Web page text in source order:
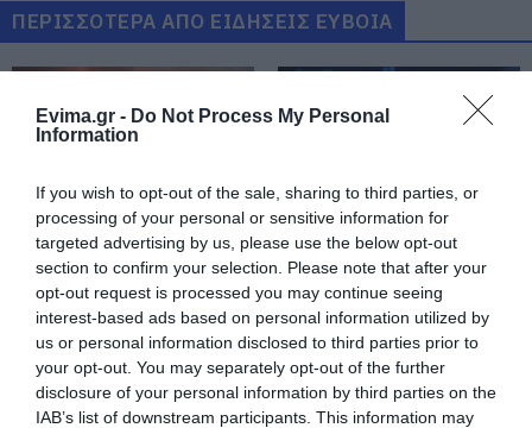
Evima.gr - Do Not Process My Personal
Information
If you wish to opt-out of the sale, sharing to third parties, or
processing of your personal or sensitive information for
targeted advertising by us, please use the below opt-out
section to confirm your selection. Please note that after your
opt-out request is processed you may continue seeing
interest-based ads based on personal information utilized by
us or personal information disclosed to third parties prior to
your opt-out. You may separately opt-out of the further
disclosure of your personal information by third parties on the
IAB’s list of downstream participants. This information may
για τις φωτιές
07.08.2026 | 20:00
Μητέρα και γιος οι νεκροί από τη
σύγκρουση αυτοκινήτου με
φορτηγό
Ράγισαν καρδιές στην Εύβοια: Το
τελευταίο «αντίο» στον 36χρονο
επιχειρηματία
07.08.2026 | 19:10
ΠΕΡΙΣΣΟΤΕΡΑ ΑΠΟ ΕΙΔΗΣΕΙΣ ΕΥΒΟΙΑ
Εύβοια: Ηχηρό μήνυμα
πέντε χρόνια μετά τη
μεγάλη καταστροφή
του 2021
Εύβοια: Γυναίκα έπεσε
θύμα διαδικτυακής
απάτης – Πλήρωσε για
τρακτέρ που δεν
παρέλαβε